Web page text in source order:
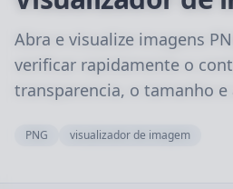
Abra e visualize imagens
verificar rapidamente o
transparencia, o tamanho e
PNG visualizador de imagem